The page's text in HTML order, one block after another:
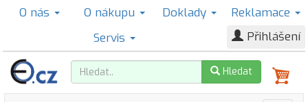
O nás O nákupu Doklady
Reklamace
Servis
Přihlášení
Hledat